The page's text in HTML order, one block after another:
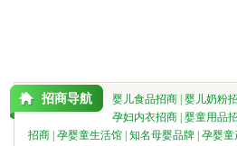
招商导航 婴儿食品招商 婴儿奶粉
孕妇内衣招商 婴童用品
招商 孕婴童生活馆 知名母婴品牌 孕婴童